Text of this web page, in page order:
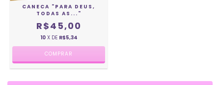
CANECA "PARA DEUS,
TODAS AS..."
R$45,00
10 X DE R$5,34